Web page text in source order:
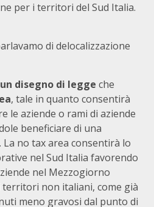
per i territori del Sud Italia.
di delocalizzazione
disegno di legge che
, tale in quanto consentirà
le aziende o rami di aziende
beneficiare di una
no tax area consentirà lo
nel Sud Italia favorendo
nel Mezzogiorno
territori non italiani, come già
meno gravosi dal punto di